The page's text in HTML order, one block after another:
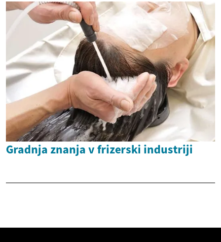
Gradnja znanja v frizerski industriji